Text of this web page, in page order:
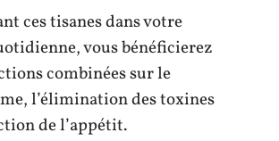
ces tisanes dans votre
vous bénéficierez
combinées sur le
l’élimination des toxines
de l’appétit.